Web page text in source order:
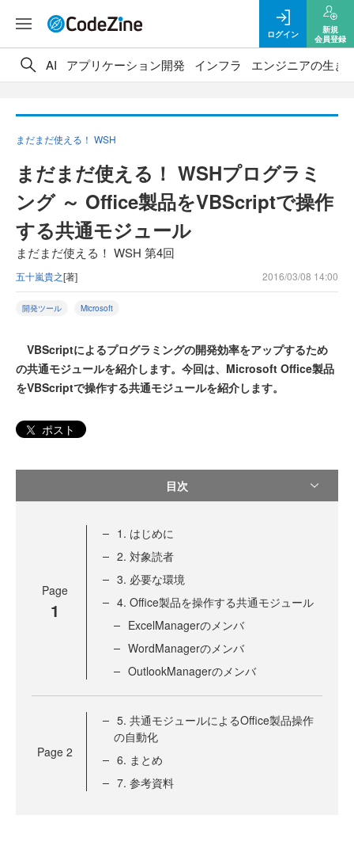
ログイン
新規
会員登録
AI アプリケーション開発 インフラ エンジニアの生き
まだまだ使える！ WSH
まだまだ使える！ WSHプログラミ
ング ～ Office製品をVBScriptで操作
する共通モジュール
まだまだ使える！ WSH 第4回
五十嵐貴之[著] 2016/03/08 14:00
開発ツール Microsoft
VBScriptによるプログラミングの開発効率をアップするため
の共通モジュールを紹介します。今回は、Microsoft Office製品
をVBScriptで操作する共通モジュールを紹介します。
ポスト
目次
Page
1
1. はじめに
2. 対象読者
3. 必要な環境
4. Office製品を操作する共通モジュール
ExcelManagerのメンバ
WordManagerのメンバ
OutlookManagerのメンバ
Page 2
5. 共通モジュールによるOffice製品操作
の自動化
6. まとめ
7. 参考資料